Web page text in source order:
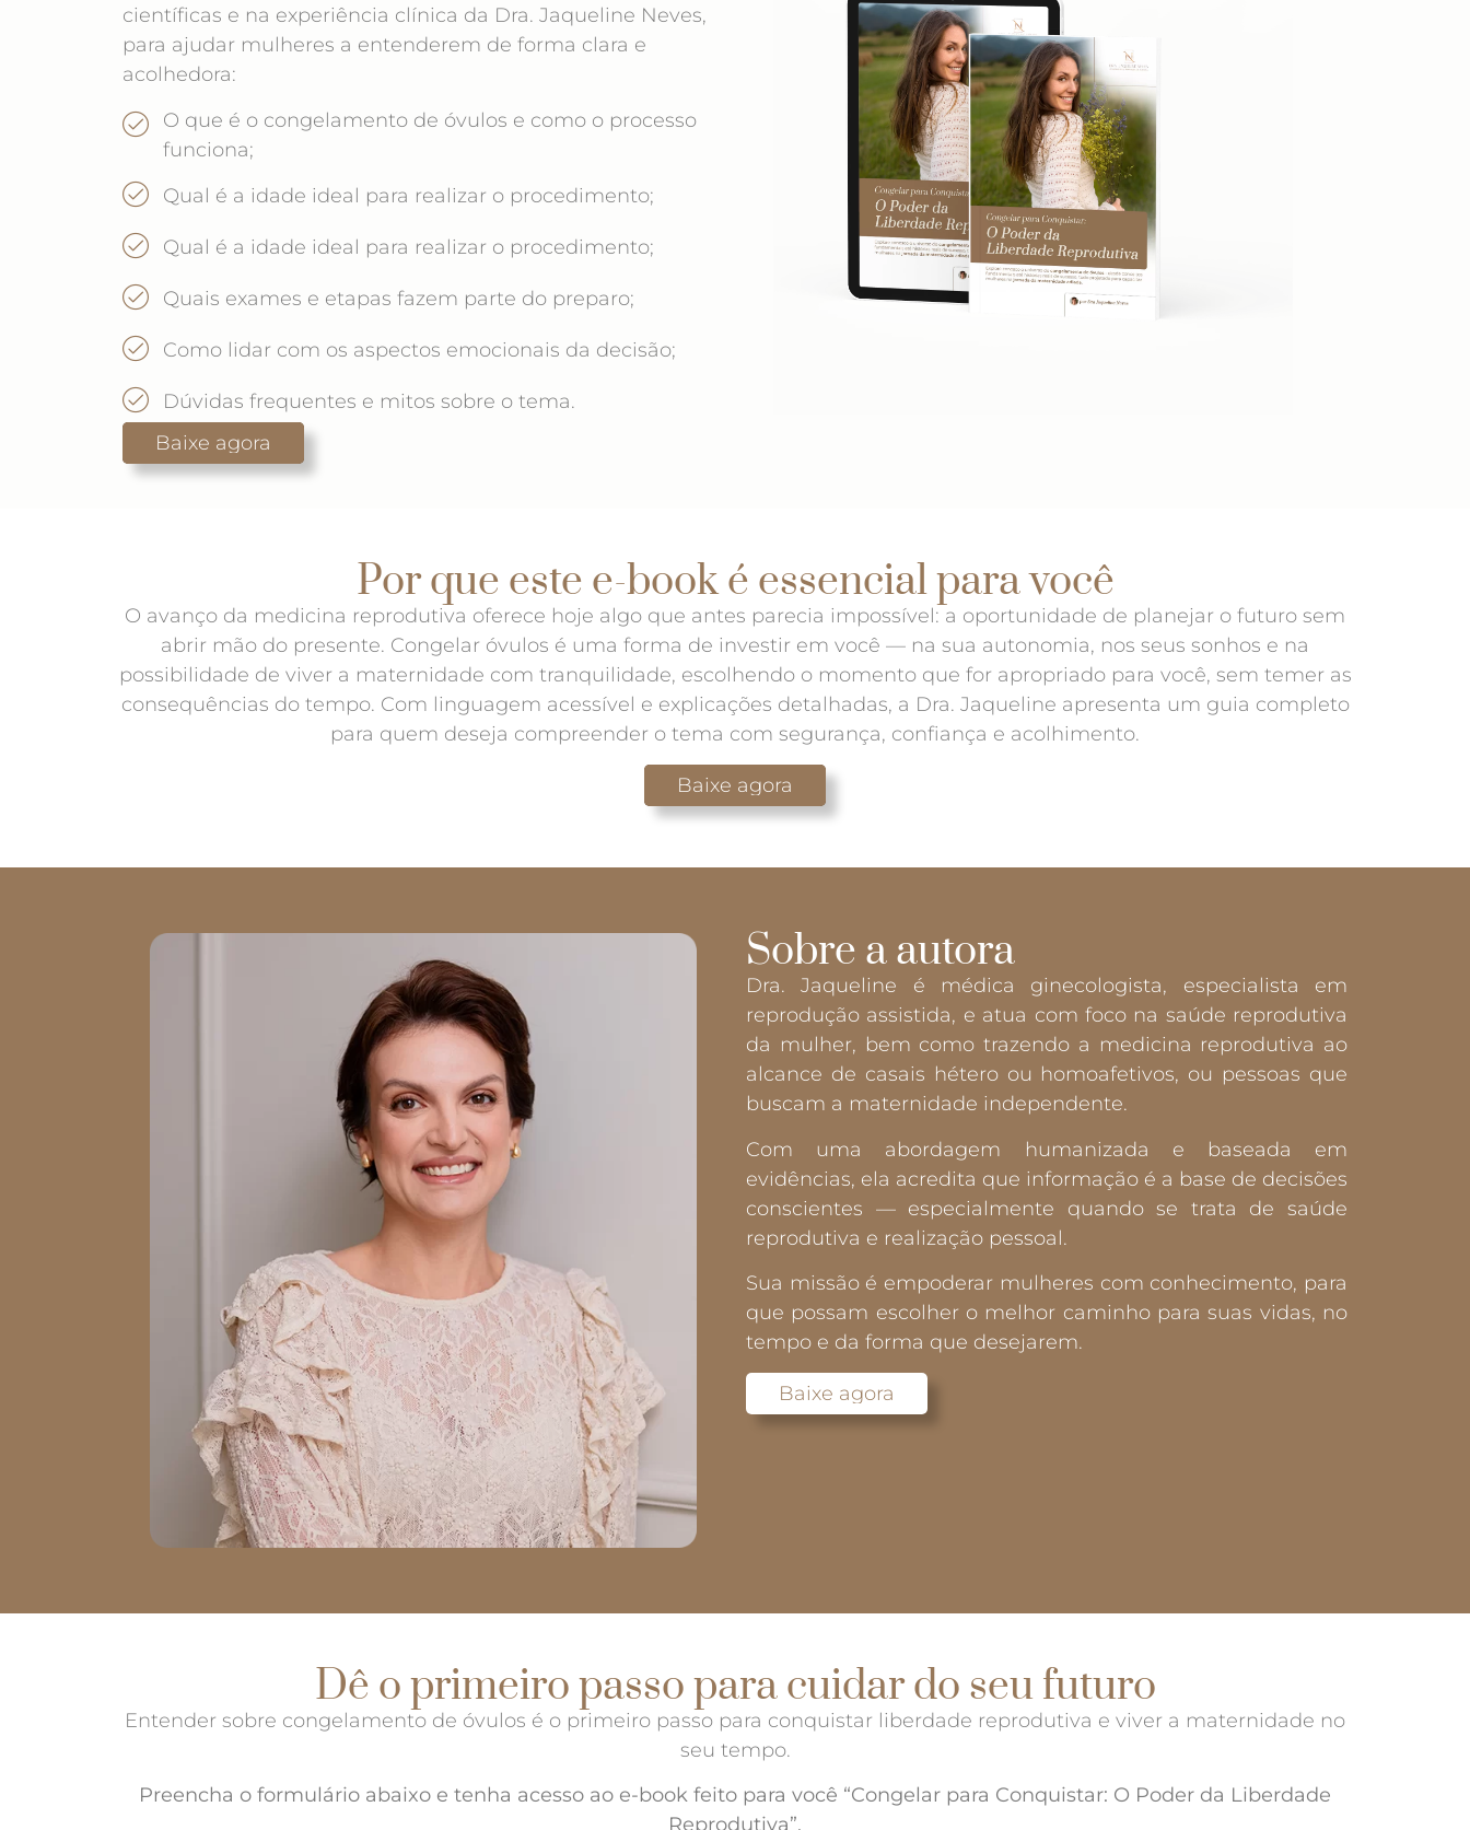
científicas e na experiência clínica da Dra. Jaqueline Neves,
para ajudar mulheres a entenderem de forma clara e
acolhedora:
O que é o congelamento de óvulos e como o processo
funciona;
Qual é a idade ideal para realizar o procedimento;
Qual é a idade ideal para realizar o procedimento;
Quais exames e etapas fazem parte do preparo;
Como lidar com os aspectos emocionais da decisão;
Dúvidas frequentes e mitos sobre o tema.
Baixe agora
Por que este e-book é essencial para você
O avanço da medicina reprodutiva oferece hoje algo que antes parecia impossível: a oportunidade de planejar o futuro sem
abrir mão do presente. Congelar óvulos é uma forma de investir em você — na sua autonomia, nos seus sonhos e na
possibilidade de viver a maternidade com tranquilidade, escolhendo o momento que for apropriado para você, sem temer as
consequências do tempo. Com linguagem acessível e explicações detalhadas, a Dra. Jaqueline apresenta um guia completo
para quem deseja compreender o tema com segurança, confiança e acolhimento.
Baixe agora
Sobre a autora
Dra. Jaqueline é médica ginecologista, especialista em
reprodução assistida, e atua com foco na saúde reprodutiva
da mulher, bem como trazendo a medicina reprodutiva ao
alcance de casais hétero ou homoafetivos, ou pessoas que
buscam a maternidade independente.
Com uma abordagem humanizada e baseada em
evidências, ela acredita que informação é a base de decisões
conscientes — especialmente quando se trata de saúde
reprodutiva e realização pessoal.
Sua missão é empoderar mulheres com conhecimento, para
que possam escolher o melhor caminho para suas vidas, no
tempo e da forma que desejarem.
Baixe agora
Dê o primeiro passo para cuidar do seu futuro
Entender sobre congelamento de óvulos é o primeiro passo para conquistar liberdade reprodutiva e viver a maternidade no
seu tempo.
Preencha o formulário abaixo e tenha acesso ao e-book feito para você “Congelar para Conquistar: O Poder da Liberdade
Reprodutiva”.